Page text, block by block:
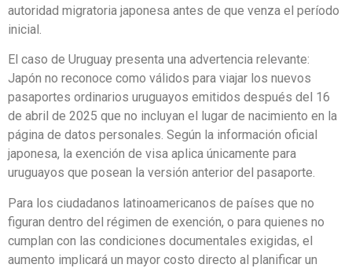
autoridad migratoria japonesa antes de que venza el período
inicial.
El caso de Uruguay presenta una advertencia relevante:
Japón no reconoce como válidos para viajar los nuevos
pasaportes ordinarios uruguayos emitidos después del 16
de abril de 2025 que no incluyan el lugar de nacimiento en la
página de datos personales. Según la información oficial
japonesa, la exención de visa aplica únicamente para
uruguayos que posean la versión anterior del pasaporte.
Para los ciudadanos latinoamericanos de países que no
figuran dentro del régimen de exención, o para quienes no
cumplan con las condiciones documentales exigidas, el
aumento implicará un mayor costo directo al planificar un